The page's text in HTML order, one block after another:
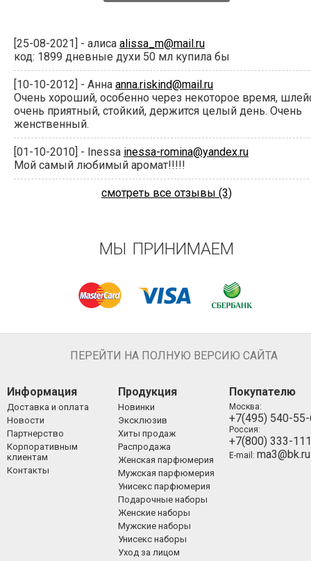
[25-08-2021] - алиса alissa_m@mail.ru
код: 1899 дневные духи 50 мл купила бы
[10-10-2012] - Анна anna.riskind@mail.ru
Очень хороший, особенно через некоторое время,
очень приятный, стойкий, держится целый день. Очень
женственный.
[01-10-2010] - Inessa inessa-romina@yandex.ru
Мой самый любимый аромат!!!!!
смотреть все отзывы (3)
МЫ ПРИНИМАЕМ
ПЕРЕЙТИ НА ПОЛНУЮ ВЕРСИЮ САЙТА
Информация
Доставка и оплата
Новости
Партнерство
Корпоративным
клиентам
Контакты
Продукция
Новинки
Эксклюзив
Хиты продаж
Распродажа
Женская парфюмерия
Мужская парфюмерия
Унисекс парфюмерия
Подарочные наборы
Женские наборы
Мужские наборы
Унисекс наборы
Уход за лицом
Покупателю
Москва:
+7(495) 540-
Россия:
+7(800) 333-
E-mail: ma3@bk.ru